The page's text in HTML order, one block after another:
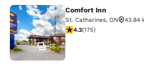
Comfort Inn
16
Comfort Inn
St. Catharines, ON
43.84
4.22 étoiles. Excellent. 175
4.2(175)